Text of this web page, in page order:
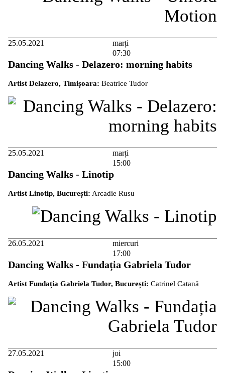
25.05.2021
marți
07:30
Dancing Walks - Delazero: morning habits
Artist Delazero, Timișoara: Beatrice Tudor
25.05.2021
marți
15:00
Dancing Walks - Linotip
Artist Linotip, București: Arcadie Rusu
26.05.2021
miercuri
17:00
Dancing Walks - Fundația Gabriela Tudor
Artist Fundația Gabriela Tudor, București: Catrinel Catană
27.05.2021
joi
15:00